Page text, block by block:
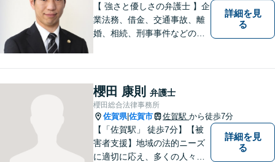
【 強さと優しさの弁護士 】企
業法務、借金、交通事故、離
婚、相続、刑事事件などのご
なリーガルサービスを提供い
たします。
詳細を見
る
櫻田 康則 弁護士
櫻田総合法律事務所
佐賀県|佐賀市 佐賀駅 から徒歩7分
【「佐賀駅」 徒歩7分】【被
害者支援】地域の法的ニーズ
に適切に応え、多くの人々の
詳細を見
る